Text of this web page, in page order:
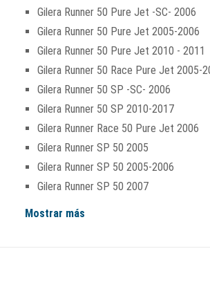
Gilera Runner 50 Pure Jet -SC- 2006
Gilera Runner 50 Pure Jet 2005-2006
Gilera Runner 50 Pure Jet 2010 - 2011
Gilera Runner 50 Race Pure Jet 2005-
Gilera Runner 50 SP -SC- 2006
Gilera Runner 50 SP 2010-2017
Gilera Runner Race 50 Pure Jet 2006
Gilera Runner SP 50 2005
Gilera Runner SP 50 2005-2006
Gilera Runner SP 50 2007
Mostrar más